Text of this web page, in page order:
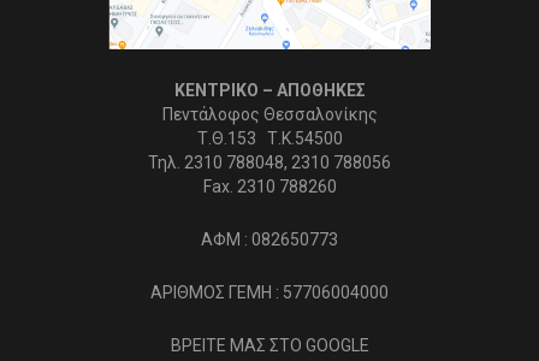
ΚΕΝΤΡΙΚΟ – ΑΠΟΘΗΚΕΣ
Πεντάλοφος Θεσσαλονίκης
Τ.Θ.153 Τ.Κ.54500
Τηλ. 2310 788048, 2310 788056
Fax. 2310 788260
ΑΦΜ : 082650773
ΑΡΙΘΜΟΣ ΓΕΜΗ : 57706004000
ΒΡΕΙΤΕ ΜΑΣ ΣΤΟ GOOGLE